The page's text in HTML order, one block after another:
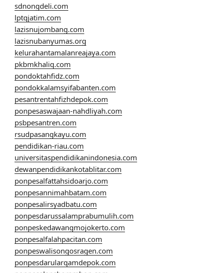
sdnongdeli.com
lptqjatim.com
lazisnujombang.com
lazisnubanyumas.org
kelurahantamalanreajaya.com
pkbmkhaliq.com
pondoktahfidz.com
pondokkalamsyifabanten.com
pesantrentahfizhdepok.com
ponpesaswajaan-nahdliyah.com
psbpesantren.com
rsudpasangkayu.com
pendidikan-riau.com
universitaspendidikanindonesia.com
dewanpendidikankotablitar.com
ponpesalfattahsidoarjo.com
ponpesannimahbatam.com
ponpesalirsyadbatu.com
ponpesdarussalamprabumulih.com
ponpeskedawangmojokerto.com
ponpesalfalahpacitan.com
ponpeswalisongosragen.com
ponpesdarularqamdepok.com